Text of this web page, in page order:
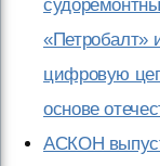
«Петробалт»
цифровую
основе
АСКОН